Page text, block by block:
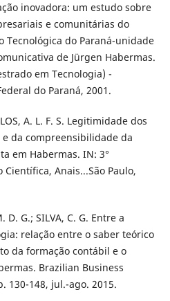
inovadora: um estudo sobre
e comunitárias do
Tecnológica do Paraná-unidade
de Jürgen Habermas.
em Tecnologia) -
do Paraná, 2001.
A. L. F. S. Legitimidade dos
da compreensibilidade da
em Habermas. IN: 3°
Científica, Anais...São Paulo,
D. G.; SILVA, C. G. Entre a
relação entre o saber teórico
da formação contábil e o
Brazilian Business
130-148, jul.-ago. 2015.